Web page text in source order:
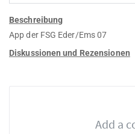
Beschreibung
App der FSG Eder/Ems 07
Diskussionen und Rezensionen